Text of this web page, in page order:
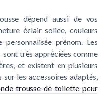
dépend aussi de vos
éclair solide, couleurs
prénom. Les
très appréciées comme
et existent en plusieurs
les accessoires adaptés,
trousse de toilette pour